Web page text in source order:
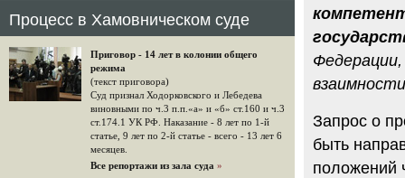
15.08.2014
конфискационным санкциям со
стороны государства, оказались под
защитой арбитражного суда"
Швейцарская газета "Neue Zuercher
Zeitung" о гаагском судебном
решении.
48 комментариев
Процесс в Хамовническом суде
Приговор - 14 лет в колонии общего
режима
(текст приговора)
Суд признал Ходорковского и Лебедева
виновными по ч.3 п.п.«а» и «б» ст.160 и ч.3
ст.174.1 УК РФ. Наказание - 8 лет по 1-й
статье, 9 лет по 2-й статье - всего - 13 лет 6
месяцев.
Все репортажи из зала суда »
Запрос о
быть
положений